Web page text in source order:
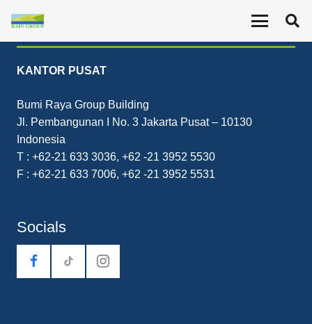
Contact
KANTOR PUSAT
Bumi Raya Group Building
Jl. Pembangunan I No. 3 Jakarta Pusat – 10130
Indonesia
T : +62-21 633 3036, +62 -21 3952 5530
F : +62-21 633 7006, +62 -21 3952 5531
Socials
tiktok